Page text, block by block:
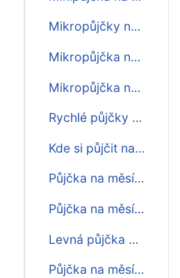
Mikropůjčky na měsíc
Mikropůjčka na měsíc ihned
Mikropůjčka na měsíc online
Rychlé půjčky na měsíc ihned
Kde si půjčit na měsíc
Půjčka na měsíc na cokoliv
Půjčka na měsíc pro každého
Levná půjčka na měsíc
Půjčka na měsíc ještě dnes